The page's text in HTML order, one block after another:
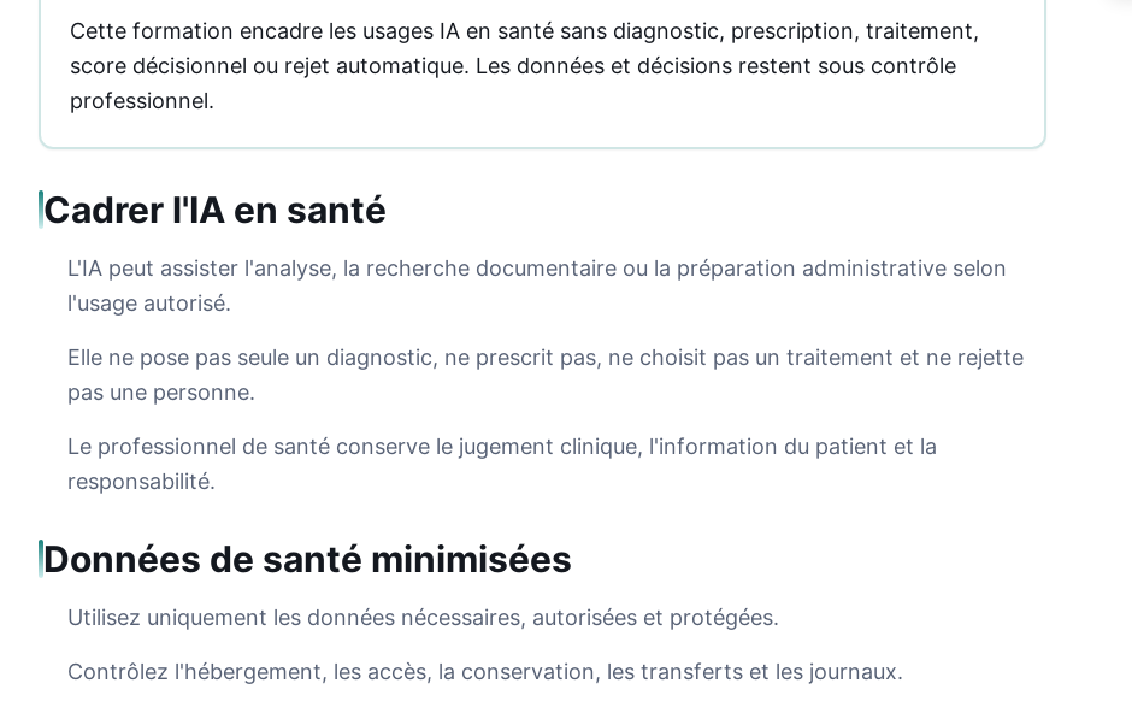
Cette formation encadre les usages IA en santé sans diagnostic, prescription, traitement,
score décisionnel ou rejet automatique. Les données et décisions restent sous contrôle
professionnel.
Cadrer l'IA en santé
L'IA peut assister l'analyse, la recherche documentaire ou la préparation administrative selon
l'usage autorisé.
Elle ne pose pas seule un diagnostic, ne prescrit pas, ne choisit pas un traitement et ne rejette
pas une personne.
Le professionnel de santé conserve le jugement clinique, l'information du patient et la
responsabilité.
Données de santé minimisées
Utilisez uniquement les données nécessaires, autorisées et protégées.
Contrôlez l'hébergement, les accès, la conservation, les transferts et les journaux.